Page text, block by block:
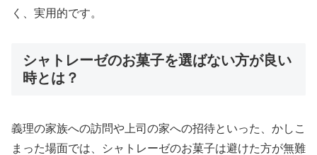
く、実用的です。
シャトレーゼのお菓子を選ばない方が良い
時とは？
義理の家族への訪問や上司の家への招待といった、かしこ
まった場面では、シャトレーゼのお菓子は避けた方が無難